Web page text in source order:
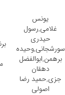
یونس
غلامی,رسول
حیدری
سورشجانی,وحیده
برهمن,ابوالفضل
دهقان
جزی,حمید رضا
اصولی